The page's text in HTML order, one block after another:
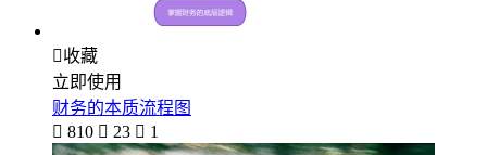
收藏
立即使用
财务的本质流程图
 810  23  1